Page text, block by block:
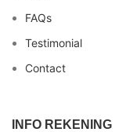
FAQs
Testimonial
Contact
INFO REKENING